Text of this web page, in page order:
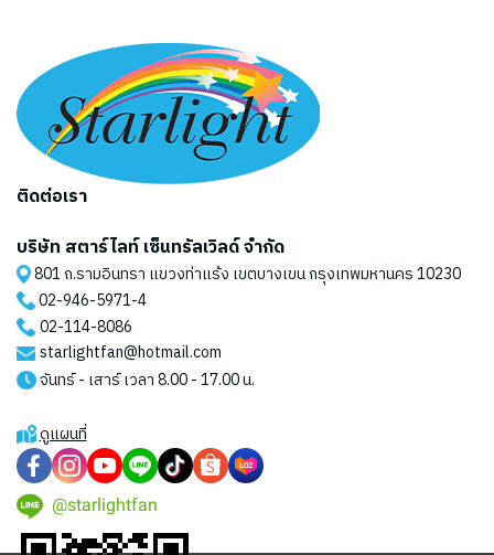
ติดต่อเรา
บริษัท สตาร์ไลท์ เซ็นทรัลเวิลด์ จำกัด
801 ถ.รามอินทรา แขวงท่าแร้ง เขตบางเขน กรุงเทพมหานคร 10230
02-946-5971-4
02-114-8086
starlightfan@hotmail.com
จันทร์ - เสาร์ เวลา 8.00 - 17.00 น.
ดูแผนที่
@starlightfan